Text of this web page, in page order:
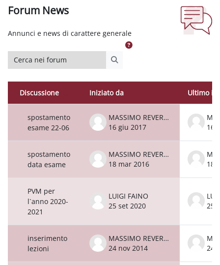
Forum News
Annunci e news di carattere generale
Cerca nei forum
Elenco delle discussioni.
Stato
Discussione Iniziato da Ultimo
spostamento
esame 22-06
MASSIMO REVERBERI
16 giu 2017
16
spostamento
data esame
MASSIMO REVERBERI
18 mar 2016
18
PVM per
l`anno 2020-
2021
LUIGI FAINO
25 set 2020
25
inserimento
lezioni
MASSIMO REVERBERI
24 nov 2014
24